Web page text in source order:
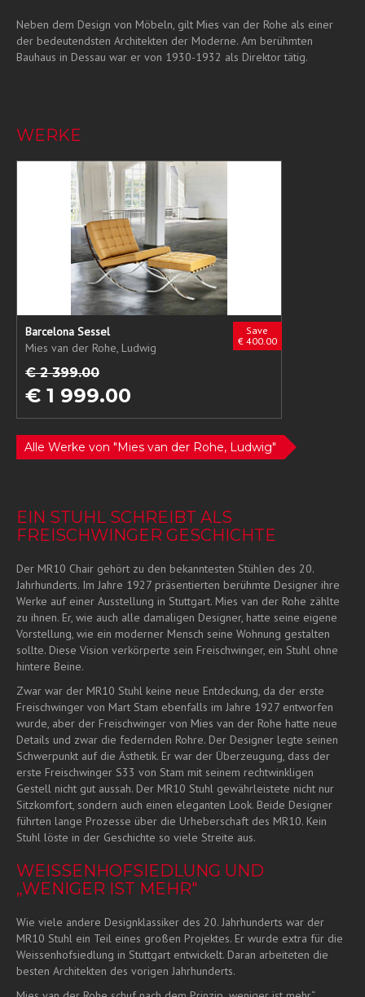
Neben dem Design von Möbeln, gilt Mies van der Rohe als einer
der bedeutendsten Architekten der Moderne. Am berühmten
Bauhaus in Dessau war er von 1930-1932 als Direktor tätig.
WERKE
Save
€ 400.00
Barcelona Sessel
Mies van der Rohe, Ludwig
€ 2 399.00
€ 1 999.00
Alle Werke von "Mies van der Rohe, Ludwig"
EIN STUHL SCHREIBT ALS
FREISCHWINGER GESCHICHTE
Der MR10 Chair gehört zu den bekanntesten Stühlen des 20.
Jahrhunderts. Im Jahre 1927 präsentierten berühmte Designer ihre
Werke auf einer Ausstellung in Stuttgart. Mies van der Rohe zählte
zu ihnen. Er, wie auch alle damaligen Designer, hatte seine eigene
Vorstellung, wie ein moderner Mensch seine Wohnung gestalten
sollte. Diese Vision verkörperte sein Freischwinger, ein Stuhl ohne
hintere Beine.
Zwar war der MR10 Stuhl keine neue Entdeckung, da der erste
Freischwinger von Mart Stam ebenfalls im Jahre 1927 entworfen
wurde, aber der Freischwinger von Mies van der Rohe hatte neue
Details und zwar die federnden Rohre. Der Designer legte seinen
Schwerpunkt auf die Ästhetik. Er war der Überzeugung, dass der
erste Freischwinger S33 von Stam mit seinem rechtwinkligen
Gestell nicht gut aussah. Der MR10 Stuhl gewährleistete nicht nur
Sitzkomfort, sondern auch einen eleganten Look. Beide Designer
führten lange Prozesse über die Urheberschaft des MR10. Kein
Stuhl löste in der Geschichte so viele Streite aus.
WEISSENHOFSIEDLUNG UND
„WENIGER IST MEHR"
Wie viele andere Designklassiker des 20. Jahrhunderts war der
MR10 Stuhl ein Teil eines großen Projektes. Er wurde extra für die
Weissenhofsiedlung in Stuttgart entwickelt. Daran arbeiteten die
besten Architekten des vorigen Jahrhunderts.